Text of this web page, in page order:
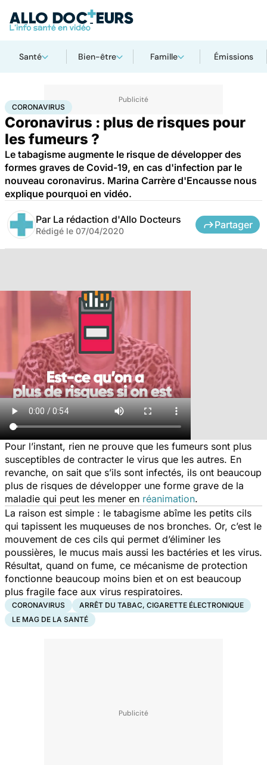
Santé Bien-être Famille Émissions
AccueilSantéMaladies Coronavirus
CORONAVIRUS
Coronavirus : plus de risques pour
les fumeurs ?
Le tabagisme augmente le risque de développer des
formes graves de Covid-19, en cas d'infection par le
nouveau coronavirus. Marina Carrère d'Encausse nous
explique pourquoi en vidéo.
Par La rédaction d'Allo Docteurs
Rédigé le 07/04/2020
Partager
Pour l’instant, rien ne prouve que les fumeurs sont plus
susceptibles de contracter le virus que les autres. En
revanche, on sait que s’ils sont infectés, ils ont beaucoup
plus de risques de développer une forme grave de la
maladie qui peut les mener en réanimation.
La raison est simple : le tabagisme abîme les petits cils
qui tapissent les muqueuses de nos bronches. Or, c’est le
mouvement de ces cils qui permet d’éliminer les
poussières, le mucus mais aussi les bactéries et les virus.
Résultat, quand on fume, ce mécanisme de protection
fonctionne beaucoup moins bien et on est beaucoup
plus fragile face aux virus respiratoires.
CORONAVIRUS
ARRÊT DU TABAC, CIGARETTE ÉLECTRONIQUE
LE MAG DE LA SANTÉ